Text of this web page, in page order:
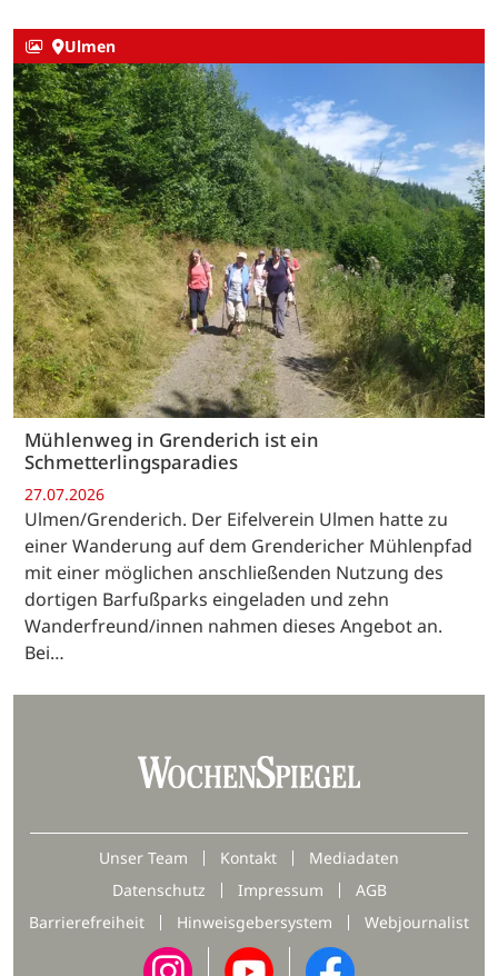
Ulmen
Mühlenweg in Grenderich ist ein
Schmetterlingsparadies
27.07.2026
Ulmen/Grenderich. Der Eifelverein Ulmen hatte zu
einer Wanderung auf dem Grendericher Mühlenpfad
mit einer möglichen anschließenden Nutzung des
dortigen Barfußparks eingeladen und zehn
Wanderfreund/innen nahmen dieses Angebot an.
Bei…
Unser Team Kontakt
Mediadaten
Datenschutz
Impressum
AGB
Barrierefreiheit
Hinweisgebersystem Webjournalist